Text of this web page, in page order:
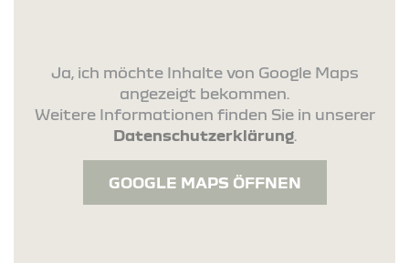
Ja, ich möchte Inhalte von Google Maps
angezeigt bekommen.
Weitere Informationen finden Sie in unserer
Datenschutzerklärung.
GOOGLE MAPS ÖFFNEN